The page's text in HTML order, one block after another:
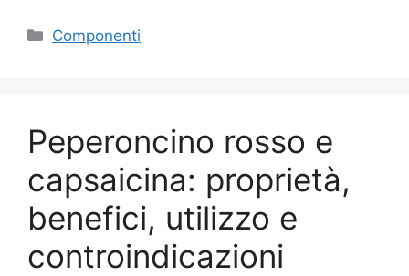
Categorie
Componenti
Peperoncino rosso e
capsaicina: proprietà,
benefici, utilizzo e
controindicazioni